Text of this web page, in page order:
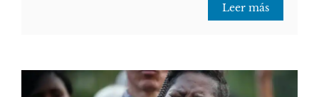
Leer más